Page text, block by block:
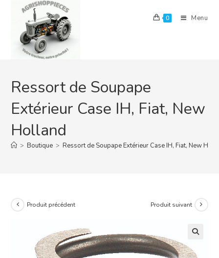
content
0 Menu
Ressort de Soupape
Extérieur Case IH, Fiat, New
Holland
> Boutique > Ressort de Soupape Extérieur Case IH, Fiat, New
Produit précédent Produit suivant